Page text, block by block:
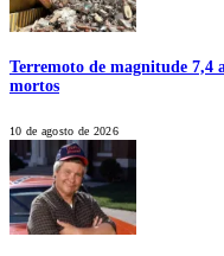
Terremoto de magnitude 7,4
mortos
10 de agosto de 2026